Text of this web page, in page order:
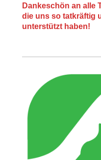
Dankeschön an alle
die uns so tatkräftig
unterstützt haben!